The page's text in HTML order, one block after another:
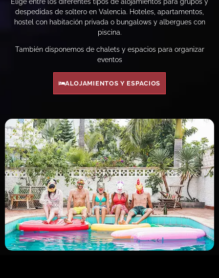
despedidas de soltero en Valencia. Hoteles, apartamentos,
hostel con habitación privada o bungalows y albergues con
piscina.
También disponemos de chalets y espacios para organizar
eventos
ALOJAMIENTOS Y ESPACIOS